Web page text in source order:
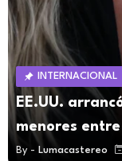
INTERNACIONAL
EE.UU.
menores entre
By - Lumacastereo